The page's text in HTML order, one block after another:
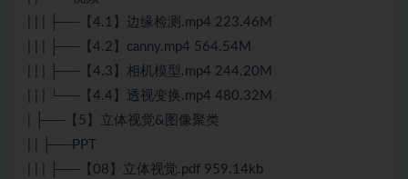
| | | ├──【4.1】边缘检测.mp4 223.46M
| | | ├──【4.2】canny.mp4 564.54M
| | | ├──【4.3】相机模型.mp4 244.20M
| | | └──【4.4】透视变换.mp4 480.32M
| ├──【5】立体视觉&图像聚类
| | ├──PPT
| | | ├──【08】立体视觉.pdf 959.14kb